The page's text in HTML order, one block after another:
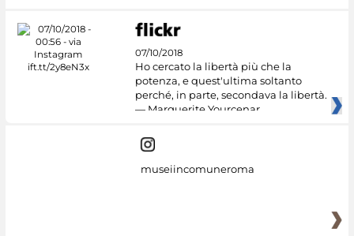
07/10/2018
Ho cercato la libertà più che la
potenza, e quest'ultima soltanto
perché, in parte, secondava la libertà.
— Marguerite Yourcenar
museiincomuneroma